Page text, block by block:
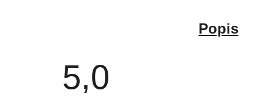
Popis
5,0